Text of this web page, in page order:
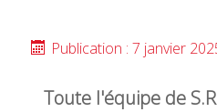
Publication : 7 janvier
Toute l'équipe de